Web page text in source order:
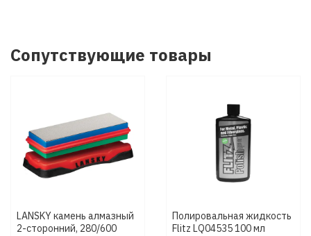
Сопутствующие товары
LANSKY камень алмазный
2-сторонний, 280/600
Полировальная жидкость
Flitz LQ04535 100 мл